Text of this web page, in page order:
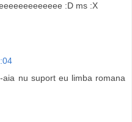
:D ms :X
nu suport eu limba romana